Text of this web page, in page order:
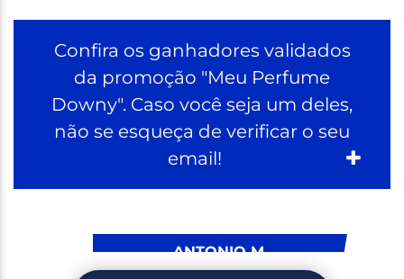
Confira os ganhadores validados
da promoção "Meu Perfume
Downy". Caso você seja um deles,
não se esqueça de verificar o seu
email!
ANTONIO M.
COXIM – MS